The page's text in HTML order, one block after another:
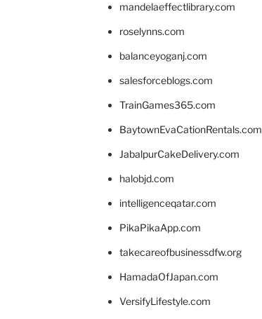
mandelaeffectlibrary.com
roselynns.com
balanceyoganj.com
salesforceblogs.com
TrainGames365.com
BaytownEvaCationRentals.com
JabalpurCakeDelivery.com
halobjd.com
intelligenceqatar.com
PikaPikaApp.com
takecareofbusinessdfw.org
HamadaOfJapan.com
VersifyLifestyle.com